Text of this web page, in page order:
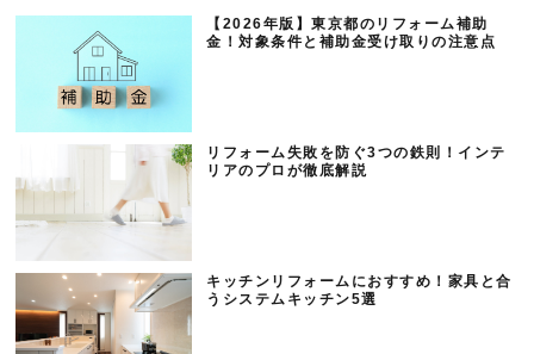
【2026年版】東京都のリフォーム補助
金！対象条件と補助金受け取りの注意点
リフォーム失敗を防ぐ3つの鉄則！インテ
リアのプロが徹底解説
キッチンリフォームにおすすめ！家具と合
うシステムキッチン5選